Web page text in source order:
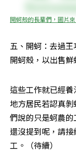
開蚵殼的長輩們，圖片
五、開蚵：去過
開蚵殼，以出售鮮
這些工作就已經
地方居民若認真
們說的只是蚵農
還沒提到呢，請
工。（待續）